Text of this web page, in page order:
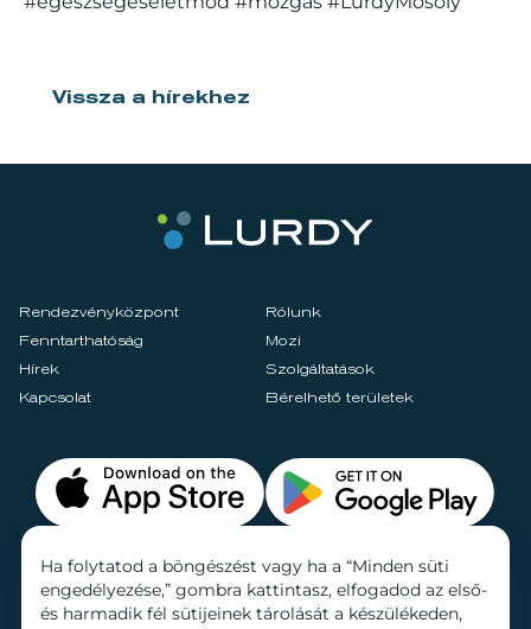
Vissza a hírekhez
Rendezvényközpont
Rólunk
Fenntarthatóság
Mozi
Hírek
Szolgáltatások
Kapcsolat
Bérelhető területek
Ha folytatod a böngészést vagy ha a “Minden süti
engedélyezése,” gombra kattintasz, elfogadod az első-
és harmadik fél sütijeinek tárolását a készülékeden,